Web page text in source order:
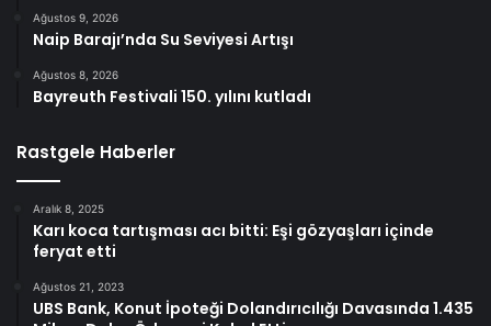
Ağustos 9, 2026
Naip Barajı’nda Su Seviyesi Artışı
Ağustos 8, 2026
Bayreuth Festivali 150. yılını kutladı
Rastgele Haberler
Aralık 8, 2025
Karı koca tartışması acı bitti: Eşi gözyaşları içinde
feryat etti
Ağustos 21, 2023
UBS Bank, Konut İpoteği Dolandırıcılığı Davasında 1.435